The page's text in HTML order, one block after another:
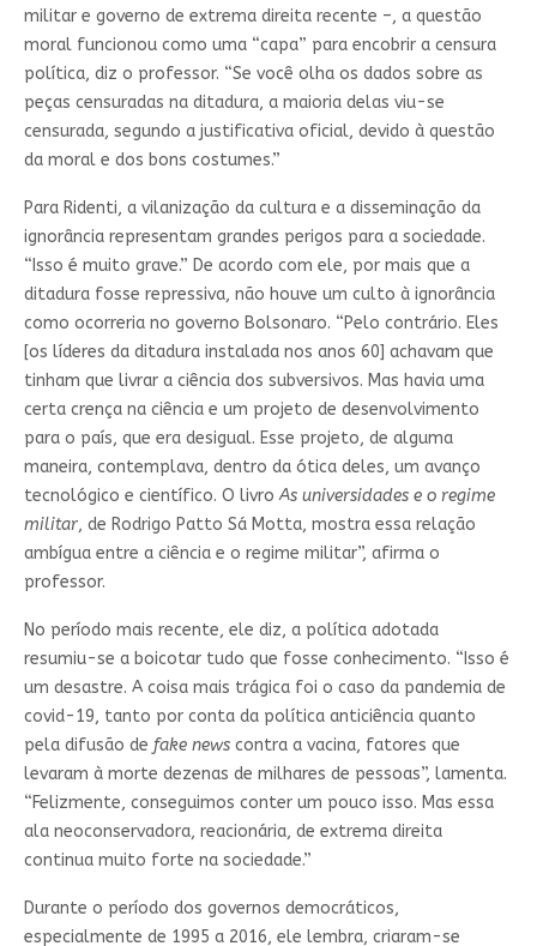
militar e governo de extrema direita recente –, a questão
moral funcionou como uma “capa” para encobrir a censura
política, diz o professor. “Se você olha os dados sobre as
peças censuradas na ditadura, a maioria delas viu-se
censurada, segundo a justificativa oficial, devido à questão
da moral e dos bons costumes.”
Para Ridenti, a vilanização da cultura e a disseminação da
ignorância representam grandes perigos para a sociedade.
“Isso é muito grave.” De acordo com ele, por mais que a
ditadura fosse repressiva, não houve um culto à ignorância
como ocorreria no governo Bolsonaro. “Pelo contrário. Eles
[os líderes da ditadura instalada nos anos 60] achavam que
tinham que livrar a ciência dos subversivos. Mas havia uma
certa crença na ciência e um projeto de desenvolvimento
para o país, que era desigual. Esse projeto, de alguma
maneira, contemplava, dentro da ótica deles, um avanço
tecnológico e científico. O livroAs universidades e o regime
militar, de Rodrigo Patto Sá Motta, mostra essa relação
ambígua entre a ciência e o regime militar”, afirma o
professor.
No período mais recente, ele diz, a política adotada
resumiu-se a boicotar tudo que fosse conhecimento. “Isso é
um desastre. A coisa mais trágica foi o caso da pandemia de
covid-19, tanto por conta da política anticiência quanto
pela difusão de fake newscontra a vacina, fatores que
levaram à morte dezenas de milhares de pessoas”, lamenta.
“Felizmente, conseguimos conter um pouco isso. Mas essa
ala neoconservadora, reacionária, de extrema direita
continua muito forte na sociedade.”
Durante o período dos governos democráticos,
especialmente de 1995 a 2016, ele lembra, criaram-se